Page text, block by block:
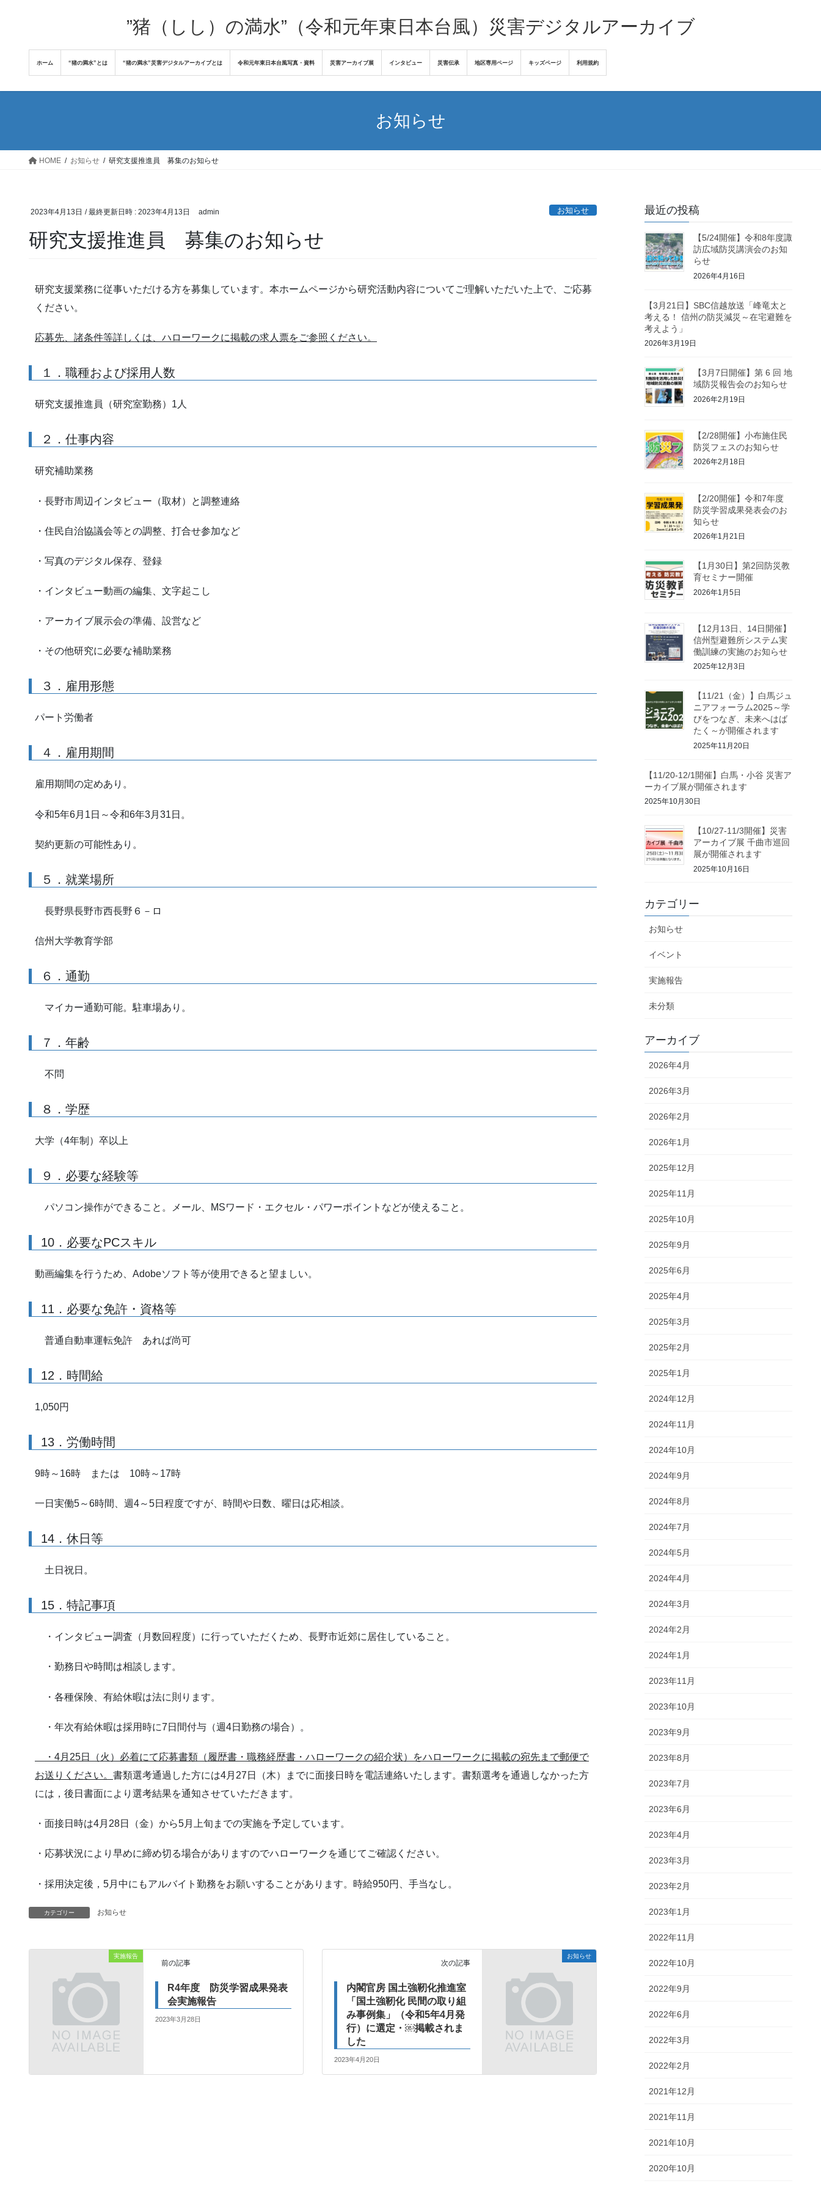
ス
ン
”猪（しし）の満水”（令和元年東日本台風）災害デジタルアーカイブ
ホーム “猪の満水”とは “猪の満水”災害デジタルアーカイブとは 令和元年東日本台風写真・資料 災害アーカイブ展 インタビュー 災害伝承 地区専用ページ キッズページ 利用規約
お知らせ
HOME お知らせ 研究支援推進員 募集のお知らせ
2023年4月13日 / 最終更新日時 : 2023年4月13日 admin お知らせ
研究支援推進員 募集のお知らせ
研究支援業務に従事いただける方を募集しています。本ホームページから研究活動内容についてご理解いただいた上で、ご応募
ください。
応募先、諸条件等詳しくは、ハローワークに掲載の求人票をご参照ください。
１．職種および採用人数
研究支援推進員（研究室勤務）1人
２．仕事内容
研究補助業務
・長野市周辺インタビュー（取材）と調整連絡
・住民自治協議会等との調整、打合せ参加など
・写真のデジタル保存、登録
・インタビュー動画の編集、文字起こし
・アーカイブ展示会の準備、設営など
・その他研究に必要な補助業務
３．雇用形態
パート労働者
４．雇用期間
雇用期間の定めあり。
令和5年6月1日～令和6年3月31日。
契約更新の可能性あり。
５．就業場所
長野県長野市西長野６－ロ
信州大学教育学部
６．通勤
マイカー通勤可能。駐車場あり。
７．年齢
不問
８．学歴
大学（4年制）卒以上
９．必要な経験等
パソコン操作ができること。メール、MSワード・エクセル・パワーポイントなどが使えること。
10．必要なPCスキル
動画編集を行うため、Adobeソフト等が使用できると望ましい。
11．必要な免許・資格等
普通自動車運転免許 あれば尚可
12．時間給
1,050円
13．労働時間
9時～16時 または 10時～17時
一日実働5～6時間、週4～5日程度ですが、時間や日数、曜日は応相談。
14．休日等
土日祝日。
15．特記事項
・インタビュー調査（月数回程度）に行っていただくため、長野市近郊に居住していること。
・勤務日や時間は相談します。
・各種保険、有給休暇は法に則ります。
・年次有給休暇は採用時に7日間付与（週4日勤務の場合）。
・4月25日（火）必着にて応募書類（履歴書・職務経歴書・ハローワークの紹介状）をハローワークに掲載の宛先まで郵便で
お送りください。 書類選考通過した方には4月27日（木）までに面接日時を電話連絡いたします。書類選考を通過しなかった方
には，後日書面により選考結果を通知させていただきます。
・面接日時は4月28日（金）から5月上旬までの実施を予定しています。
・応募状況により早めに締め切る場合がありますのでハローワークを通じてご確認ください。
・採用決定後，5月中にもアルバイト勤務をお願いすることがあります。時給950円、手当なし。
カテゴリー お知らせ
実施報告
前の記事
R4年度 防災学習成果発表
会実施報告
2023年3月28日
お知らせ
次の記事
内閣官房 国土強靭化推進室
「国土強靭化 民間の取り組
み事例集」（令和5年4月発
行）に選定・￼掲載されま
した
2023年4月20日
最近の投稿
【5/24開催】令和8年度諏
訪広域防災講演会のお知
らせ
2026年4月16日
【3月21日】SBC信越放送「峰竜太と
考える！ 信州の防災減災～在宅避難を
考えよう」
2026年3月19日
【3月7日開催】第 6 回 地
域防災報告会のお知らせ
2026年2月19日
【2/28開催】小布施住民
防災フェスのお知らせ
2026年2月18日
【2/20開催】令和7年度
防災学習成果発表会のお
知らせ
2026年1月21日
【1月30日】第2回防災教
育セミナー開催
2026年1月5日
【12月13日、14日開催】
信州型避難所システム実
働訓練の実施のお知らせ
2025年12月3日
【11/21（金）】白馬ジュ
ニアフォーラム2025～学
びをつなぎ、未来へはば
たく～が開催されます
2025年11月20日
【11/20-12/1開催】白馬・小谷 災害ア
ーカイブ展が開催されます
2025年10月30日
【10/27-11/3開催】災害
アーカイブ展 千曲市巡回
展が開催されます
2025年10月16日
カテゴリー
お知らせ
イベント
実施報告
未分類
アーカイブ
2026年4月
2026年3月
2026年2月
2026年1月
2025年12月
2025年11月
2025年10月
2025年9月
2025年6月
2025年4月
2025年3月
2025年2月
2025年1月
2024年12月
2024年11月
2024年10月
2024年9月
2024年8月
2024年7月
2024年5月
2024年4月
2024年3月
2024年2月
2024年1月
2023年11月
2023年10月
2023年9月
2023年8月
2023年7月
2023年6月
2023年4月
2023年3月
2023年2月
2023年1月
2022年11月
2022年10月
2022年9月
2022年6月
2022年3月
2022年2月
2021年12月
2021年11月
2021年10月
2020年10月